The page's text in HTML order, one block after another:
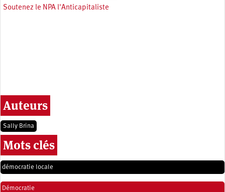
Soutenez le NPA l'Anticapitaliste
Auteurs
Sally Brina
Mots clés
démocratie locale
Démocratie